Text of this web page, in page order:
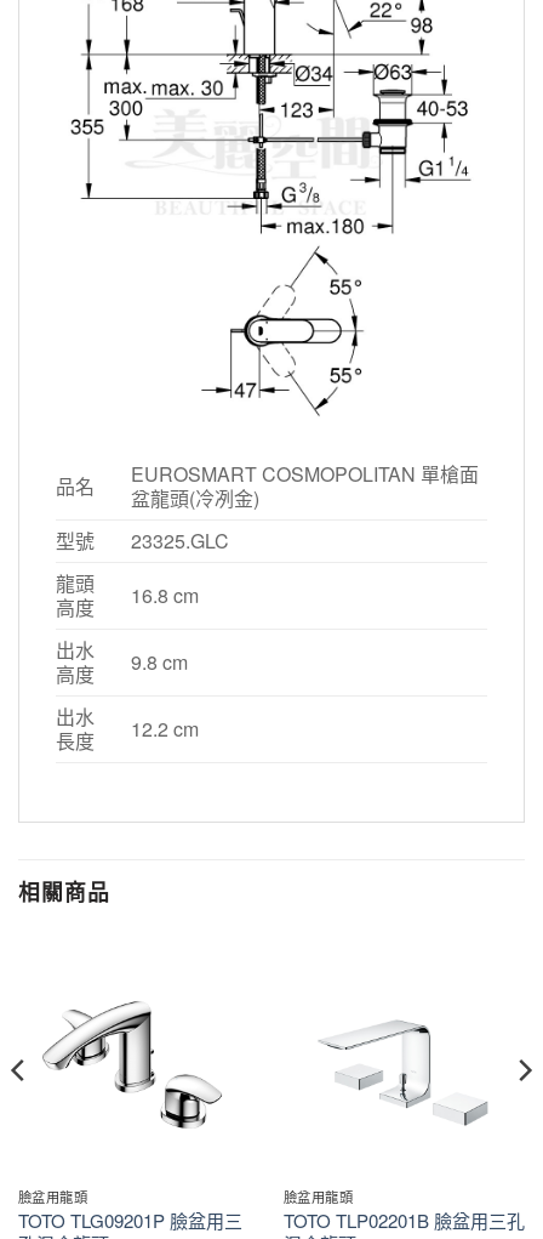
品名
EUROSMART COSMOPOLITAN 單槍面
盆龍頭(冷冽金)
型號
23325.GLC
龍頭
高度
16.8 cm
出水
高度
9.8 cm
出水
長度
12.2 cm
相關商品
臉盆用龍頭
TOTO TLG09201P 臉盆用三
臉盆用龍頭
TOTO TLP02201B 臉盆用三孔